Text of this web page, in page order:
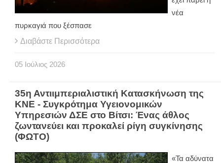
νέα
πυρκαγιά που ξέσπασε
Διαβάστε Περισσότερα
05 Ιούλιος 2026
35η Αντιιμπεριαλιστική Κατασκήνωση της
ΚΝΕ - Συγκρότημα Υγειονομικών
Υπηρεσιών ΔΣΕ στο Βίτσι: Ένας άθλος
ζωντανεύει και προκαλεί ρίγη συγκίνησης
(ΦΩΤΟ)
«Τα αδύνατα